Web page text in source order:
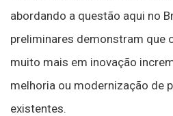
abordando a questão aqui no
preliminares demonstram que
muito mais em inovação
melhoria ou modernização de
existentes.